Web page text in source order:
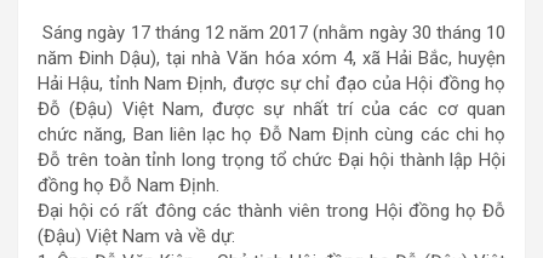
Sáng ngày 17 tháng 12 năm 2017 (nhằm ngày 30 tháng 10
năm Đinh Dậu), tại nhà Văn hóa xóm 4, xã Hải Bắc, huyện
Hải Hậu, tỉnh Nam Định, được sự chỉ đạo của Hội đồng họ
Đỗ (Đậu) Việt Nam, được sự nhất trí của các cơ quan
chức năng, Ban liên lạc họ Đỗ Nam Định cùng các chi họ
Đỗ trên toàn tỉnh long trọng tổ chức Đại hội thành lập Hội
đồng họ Đỗ Nam Định.
Đại hội có rất đông các thành viên trong Hội đồng họ Đỗ
(Đậu) Việt Nam và về dự: